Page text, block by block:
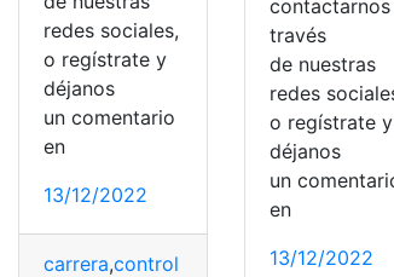
redes sociales,
o regístrate y
déjanos
un comentario
en
13/12/2022
carrera,control de calidad,Estudiar,
contactarnos
través
de nuestras
redes
o regístrate y
déjanos
un
en
13/12/2022